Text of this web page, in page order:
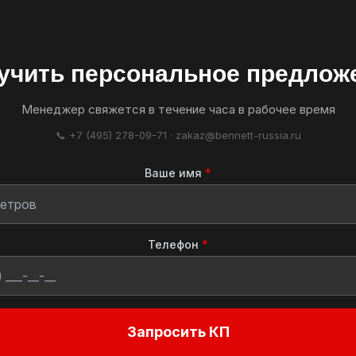
персональное
Менеджер свяжется в течение часа в рабочее время
📞 +7 (495) 278-09-71 · zakaz@bennett-russia.ru
Ваше имя *
Телефон *
Запросить КП